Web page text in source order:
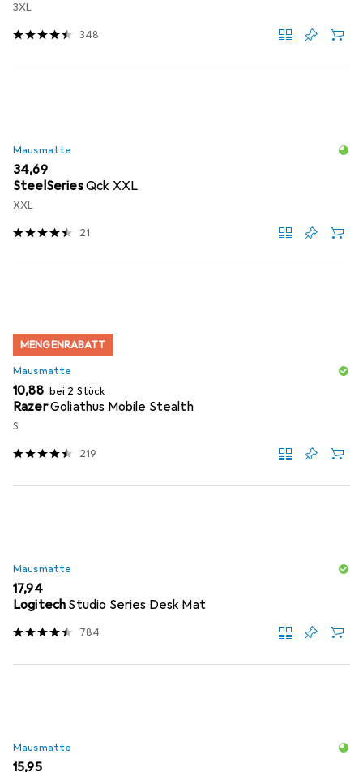
3XL
348
Mausmatte
EUR
34,69
SteelSeriesQck XXL
XXL
21
MENGENRABATT
Mausmatte
EUR
10,88 bei 2 Stück
RazerGoliathus Mobile Stealth
S
219
Mausmatte
EUR
17,94
Logitech Studio Series Desk Mat
784
Mausmatte
EUR
15,95